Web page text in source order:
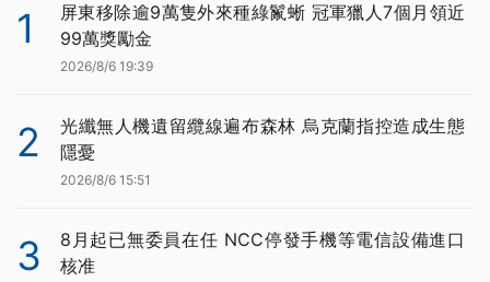
1
屏東移除逾9萬隻外來種綠鬣蜥 冠軍獵人7個月領近
99萬獎勵金
2026/8/6 19:39
2
光纖無人機遺留纜線遍布森林 烏克蘭指控造成生態
隱憂
2026/8/6 15:51
3
8月起已無委員在任 NCC停發手機等電信設備進口
核准